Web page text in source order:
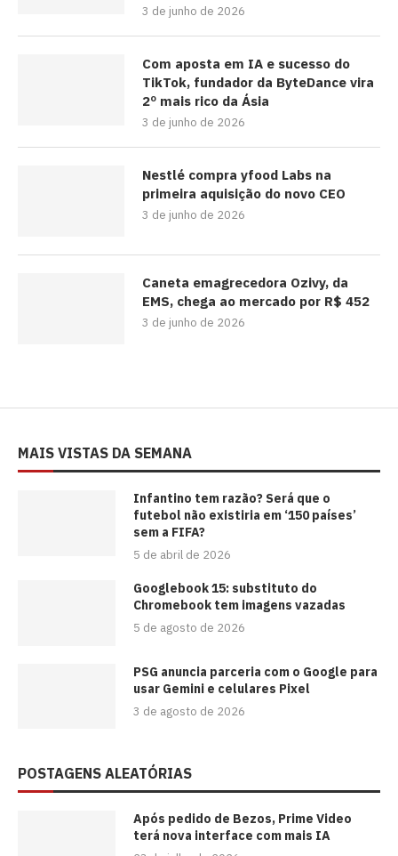
3 de junho de 2026
Com aposta em IA e sucesso do
TikTok, fundador da ByteDance vira
2º mais rico da Ásia
3 de junho de 2026
Nestlé compra yfood Labs na
primeira aquisição do novo CEO
3 de junho de 2026
Caneta emagrecedora Ozivy, da
EMS, chega ao mercado por R$ 452
3 de junho de 2026
MAIS VISTAS DA SEMANA
⁠Infantino tem razão? Será que o
futebol não existiria em ‘150 países’
sem a FIFA?
5 de abril de 2026
Googlebook 15: substituto do
Chromebook tem imagens vazadas
5 de agosto de 2026
PSG anuncia parceria com o Google para
usar Gemini e celulares Pixel
3 de agosto de 2026
POSTAGENS ALEATÓRIAS
Após pedido de Bezos, Prime Video
terá nova interface com mais IA